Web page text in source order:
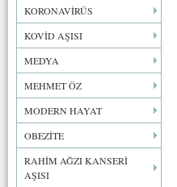
KORONAVİRÜS
KOVİD AŞISI
MEDYA
MEHMET ÖZ
MODERN HAYAT
OBEZİTE
RAHİM AĞZI KANSERİ
AŞISI